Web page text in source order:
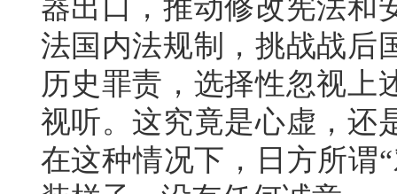
器出口，推动修改宪法和
法国内法规制，挑战战后
历史罪责，选择性忽视上
视听。这究竟是心虚，还
在这种情况下，日方所谓